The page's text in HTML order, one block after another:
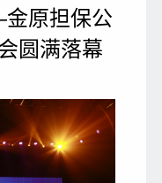
原担保公
圆满落幕